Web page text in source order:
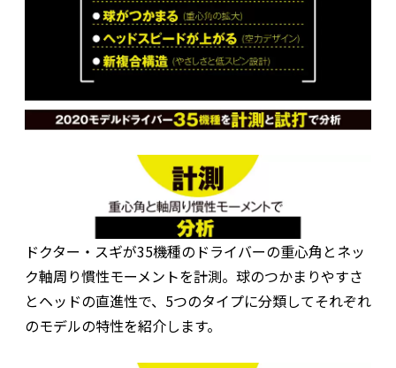
ドクター・スギが35機種のドライバーの重心角とネッ
ク軸周り慣性モーメントを計測。球のつかまりやすさ
とヘッドの直進性で、5つのタイプに分類してそれぞれ
のモデルの特性を紹介します。